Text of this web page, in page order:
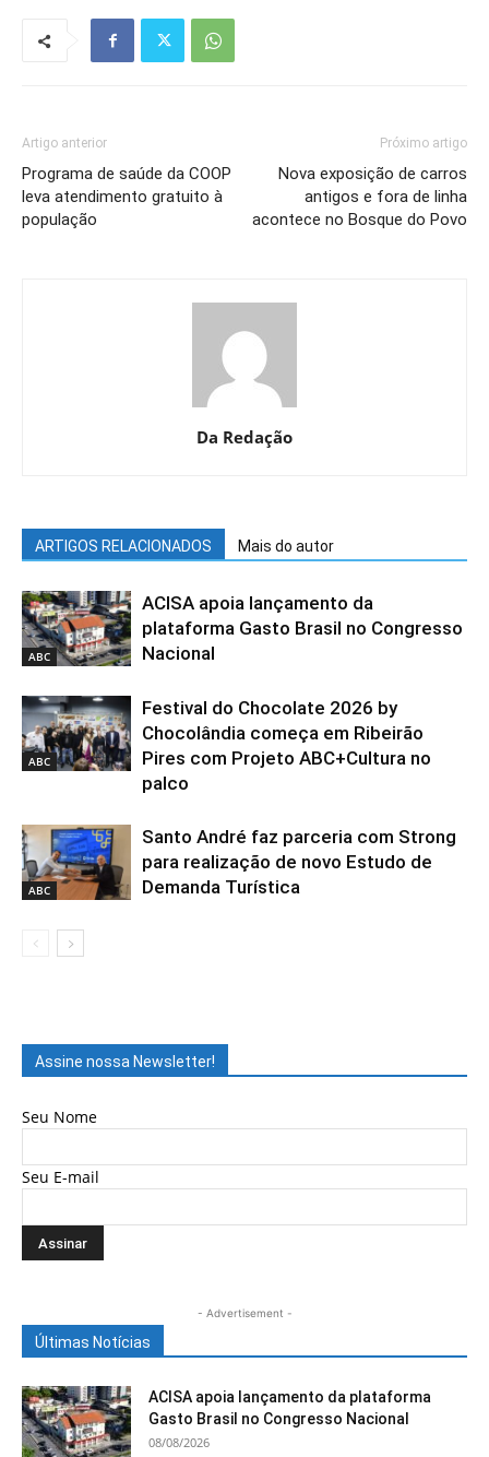
Artigo anterior
Programa de saúde da COOP
leva atendimento gratuito à
população
Próximo artigo
Nova exposição de carros
antigos e fora de linha
acontece no Bosque do Povo
Da Redação
ARTIGOS RELACIONADOS Mais do autor
ABC
ACISA apoia lançamento da
plataforma Gasto Brasil no Congresso
Nacional
ABC
Festival do Chocolate 2026 by
Chocolândia começa em Ribeirão
Pires com Projeto ABC+Cultura no
palco
ABC
Santo André faz parceria com Strong
para realização de novo Estudo de
Demanda Turística
Assine nossa Newsletter!
Seu Nome
Seu E-mail
- Advertisement -
Últimas Notícias
ACISA apoia lançamento da plataforma
Gasto Brasil no Congresso Nacional
08/08/2026